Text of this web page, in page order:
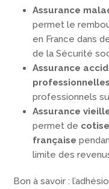
Assurance
permet le
en France dans
de la Sécurité
Assurance
professionnelles
professionnels
Assurance
permet de
française
limite des
Bon à savoir :